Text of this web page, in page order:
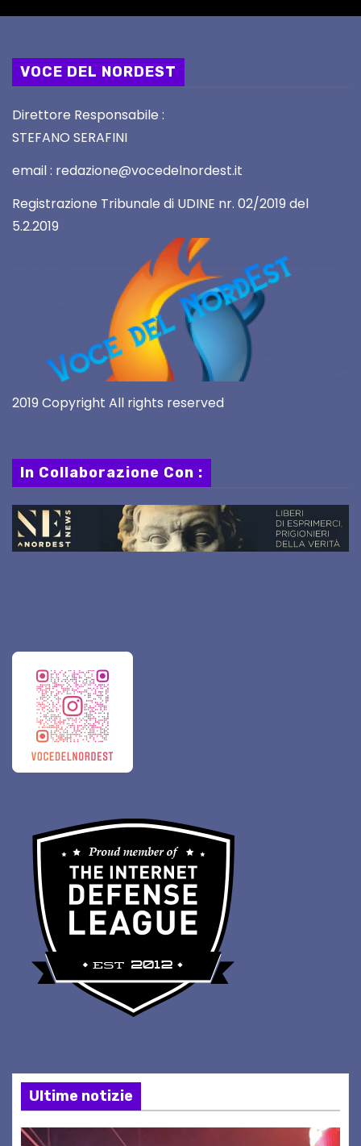
VOCE DEL NORDEST
Direttore Responsabile :
STEFANO SERAFINI
email : redazione@vocedelnordest.it
Registrazione Tribunale di UDINE nr. 02/2019 del
5.2.2019
2019 Copyright All rights reserved
In Collaborazione Con :
Ultime notizie